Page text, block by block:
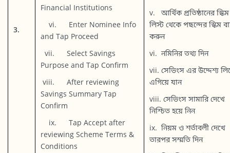
3.
Financial Institutions
vi. Enter Nominee Info
and Tap Proceed
vii. Select Savings
Purpose and Tap Confirm
viii. After reviewing
Savings Summary Tap
Confirm
ix. Tap Accept after
reviewing Scheme Terms &
Conditions
v. আর্থিক প্রতিষ্ঠানের স্কিম
লিস্ট থেকে পছন্দের স্কিম
করুন
vi. নমিনির তথ্য দিন
vii. সেভিংস এর উদ্দেশ্য
এগিয়ে যান
viii. সেভিংস সামারি দেখে
নিশ্চিত হয়ে নিন
ix. নিয়ম ও শর্তাবলী দেখে
তারপর সম্মতি দিন